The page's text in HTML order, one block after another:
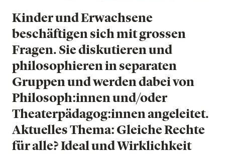
Kinder und Erwachsene
beschäftigen sich mit grossen
Fragen. Sie diskutieren und
philosophieren in separaten
Gruppen und werden dabei von
Philosoph:innen und/oder
Theaterpädagog:innen angeleitet.
Aktuelles Thema: Gleiche Rechte
für alle? Ideal und Wirklichkeit